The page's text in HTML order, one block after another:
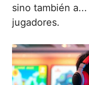
sino también a...
jugadores.